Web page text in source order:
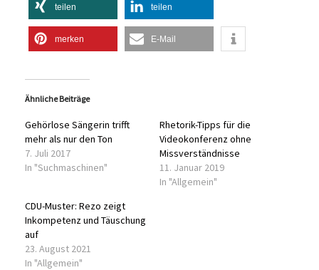
teilen teilen
merken E-Mail
Ähnliche Beiträge
Gehörlose Sängerin trifft
mehr als nur den Ton
7. Juli 2017
In "Suchmaschinen"
Rhetorik-Tipps für die
Videokonferenz ohne
Missverständnisse
11. Januar 2019
In "Allgemein"
CDU-Muster: Rezo zeigt
Inkompetenz und Täuschung
auf
23. August 2021
In "Allgemein"